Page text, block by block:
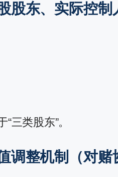
股东、实际控
三类股东”。
调整机制（对赌